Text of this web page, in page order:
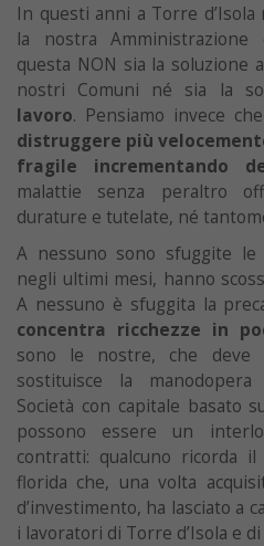
In questi anni a Torre d’Isola
la nostra
questa NON sia la soluzione
nostri Comuni né sia la
lavoro. Pensiamo invece
distruggere più
fragile incrementando
malattie senza peraltro
durature e tutelate, né
A nessuno sono sfuggite le
negli ultimi mesi, hanno
A nessuno è sfuggita la
concentra ricchezze in
sono le nostre, che deve
sostituisce la
Società con capitale basato
possono essere un
contratti: qualcuno ricorda il
florida che, una volta
d’investimento, ha lasciato a
i lavoratori di Torre d’Isola e